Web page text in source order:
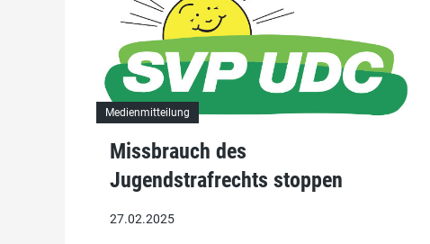
Medienmitteilung
Missbrauch des
Jugendstrafrechts stoppen
27.02.2025